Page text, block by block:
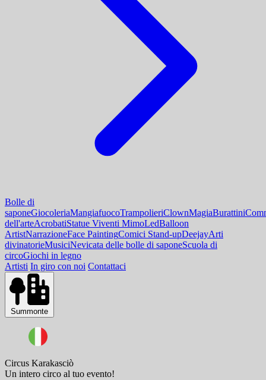
Bolle di
saponeGiocoleriaMangiafuocoTrampolieriClownMagiaBurattini
dell'arteAcrobatiStatue Viventi MimoLedBalloon
ArtistNarrazioneFace PaintingComici Stand-upDeejayArti
divinatorieMusiciNevicata delle bolle di saponeScuola di
circoGiochi in legno
Artisti In giro con noi Contattaci
Summonte
Circus Karakasciò
Un intero circo al tuo evento!